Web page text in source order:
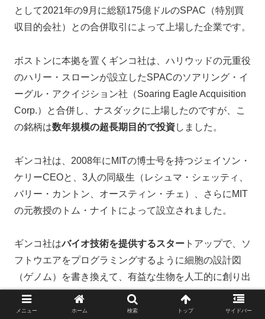
として2021年の9月に総額175億ドルのSPAC（特別買
収目的会社）との合併取引によって上場した企業です。
ボストンに本拠を置くギンコ社は、ハリウッドの元重役
のハリー・スローンが設立したSPACのソアリング・イ
ーグル・アクイジション社（Soaring Eagle Acquisition
Corp.）と合併し、ナスダックに上場したのですが、こ
の銘柄は数年規模の超長期目的で投資しました。
ギンコ社は、2008年にMITの博士号を持つジェイソン・
ケリーCEOと、3人の同級生（レシュマ・シェッティ、
バリー・カントン、オースティン・チェ）、さらにMIT
の元教授のトム・ナイトによって設立されました。
ギンコ社はバイオ技術を提供するスター トアップで、ソ
フトウエアをプログラミングするように細胞の設計図
（ゲノム）を書き換えて、有益な生物を人工的に創り出
します。
メニュー ホーム 検索 トップ サイドバー